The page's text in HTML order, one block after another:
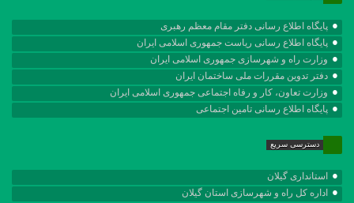
پایگاه اطلاع رسانی دفتر مقام معظم رهبری
پایگاه اطلاع رسانی ریاست جمهوری اسلامی ایران
وزارت راه و شهرسازی جمهوری اسلامی ایران
دفتر تدوین مقررات ملی ساختمان ایران
وزارت تعاون، کار و رفاه اجتماعی جمهوری اسلامی ایران
پایگاه اطلاع رسانی تامین اجتماعی
دسترسی سریع
استانداری گیلان
اداره کل راه و شهرسازی استان گیلان